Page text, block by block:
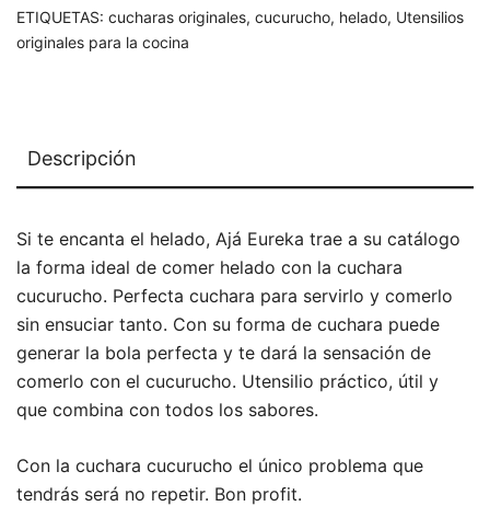
ETIQUETAS: cucharas originales, cucurucho, helado, Utensilios
originales para la cocina
Descripción
Si te encanta el helado, Ajá Eureka trae a su catálogo
la forma ideal de comer helado con la cuchara
cucurucho. Perfecta cuchara para servirlo y comerlo
sin ensuciar tanto. Con su forma de cuchara puede
generar la bola perfecta y te dará la sensación de
comerlo con el cucurucho. Utensilio práctico, útil y
que combina con todos los sabores.
Con la cuchara cucurucho el único problema que
tendrás será no repetir. Bon profit.